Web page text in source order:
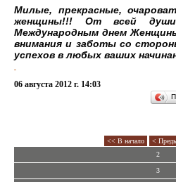
Милые, прекрасные,
женщины!!! От всей
Международным днем
внимания и заботы со
успехов в любых ваших
06 августа 2012 г. 14:03
<< В начало <
2
3